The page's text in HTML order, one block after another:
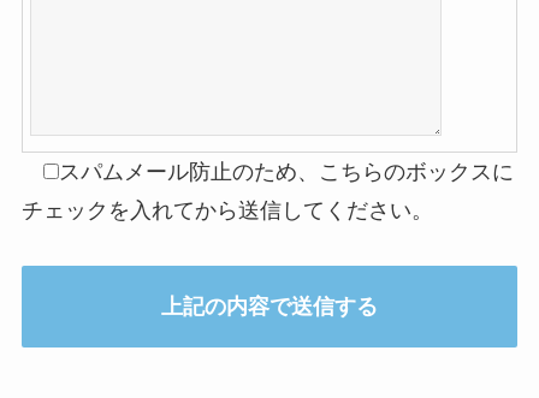
スパムメール防止のため、こちらのボックスに
チェックを入れてから送信してください。